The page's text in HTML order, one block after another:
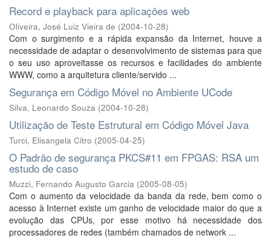
Record e playback para aplicações web
Oliveira, José Luiz Vieira de (2004-10-28)
Com o surgimento e a rápida expansão da Internet, houve a
necessidade de adaptar o desenvolvimento de sistemas para que
o seu uso aproveitasse os recursos e facilidades do ambiente
WWW, como a arquitetura cliente/servido ...
Segurança em Código Móvel no Ambiente UCode
Silva, Leonardo Souza (2004-10-28)
Utilização de Teste Estrutural em Código Móvel Java
Turci, Elisangela Citro (2005-04-25)
O Padrão de segurança PKCS#11 em FPGAS: RSA um
estudo de caso
Muzzi, Fernando Augusto Garcia (2005-08-05)
Com o aumento da velocidade da banda da rede, bem como o
acesso à Internet existe um ganho de velocidade maior do que a
evolução das CPUs, por esse motivo há necessidade dos
processadores de redes (também chamados de network ...